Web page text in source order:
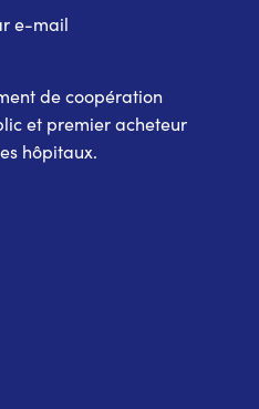
e-mail
de coopération
et premier acheteur
hôpitaux.